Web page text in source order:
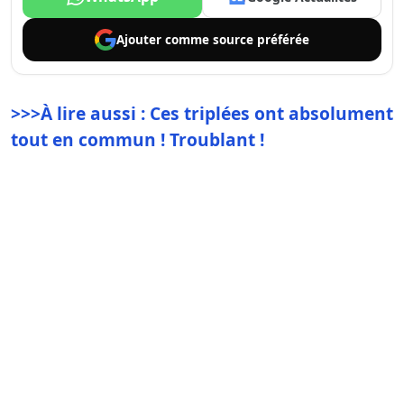
Ajouter comme source préférée
>>>À lire aussi : Ces triplées ont absolument
tout en commun ! Troublant !